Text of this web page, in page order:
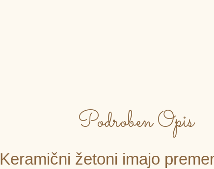
Podroben Opis
Keramični žetoni imajo